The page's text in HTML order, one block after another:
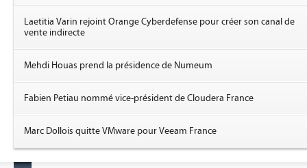
Laetitia Varin rejoint Orange Cyberdefense pour créer son canal de
vente indirecte
Mehdi Houas prend la présidence de Numeum
Fabien Petiau nommé vice-président de Cloudera France
Marc Dollois quitte VMware pour Veeam France